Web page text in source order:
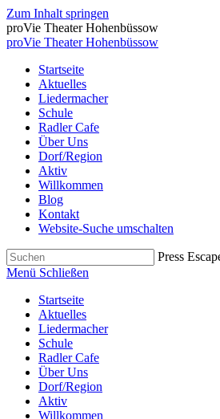
Zum Inhalt springen
proVie Theater Hohenbüssow
proVie Theater Hohenbüssow
Startseite
Aktuelles
Liedermacher
Schule
Radler Cafe
Über Uns
Dorf/Region
Aktiv
Willkommen
Blog
Kontakt
Website-Suche umschalten
Press
Menü Schließen
Startseite
Aktuelles
Liedermacher
Schule
Radler Cafe
Über Uns
Dorf/Region
Aktiv
Willkommen